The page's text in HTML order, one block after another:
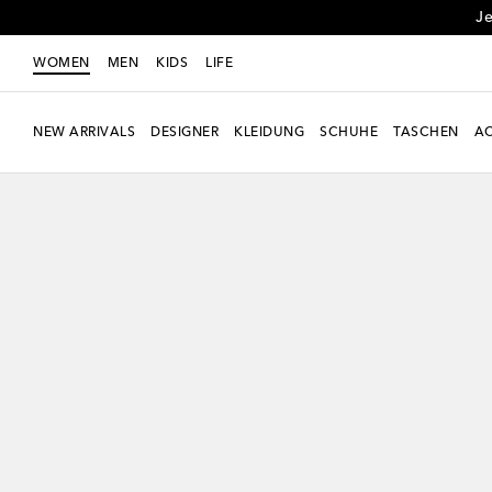
WOMEN MEN KIDS LIFE
NEW ARRIVALS DESIGNER KLEIDUNG SCHUHE TASCHEN